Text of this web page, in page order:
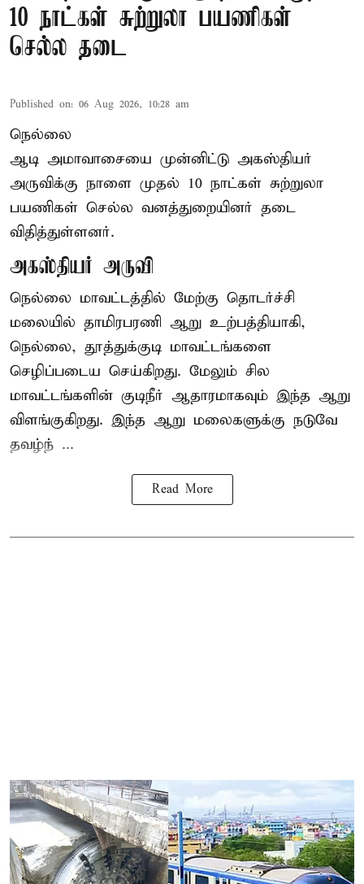
10 நாட்கள் சுற்றுலா பயணிகள்
செல்ல தடை
Published on: 06 Aug 2026, 10:28 am
நெல்லை
ஆடி அமாவாசையை முன்னிட்டு அகஸ்தியர்
அருவிக்கு நாளை முதல் 10 நாட்கள் சுற்றுலா
பயணிகள் செல்ல வனத்துறையினர் தடை
விதித்துள்ளனர்.
அகஸ்தியர் அருவி
நெல்லை மாவட்டத்தில் மேற்கு தொடர்ச்சி
மலையில் தாமிரபரணி ஆறு உற்பத்தியாகி,
நெல்லை, தூத்துக்குடி மாவட்டங்களை
செழிப்படைய செய்கிறது. மேலும் சில
மாவட்டங்களின் குடிநீர் ஆதாரமாகவும் இந்த ஆறு
விளங்குகிறது. இந்த ஆறு மலைகளுக்கு நடுவே
தவழ்ந் ...
Read More